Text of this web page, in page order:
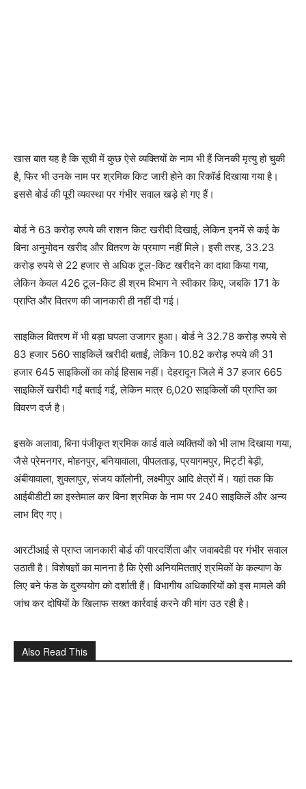
खास बात यह है कि सूची में कुछ ऐसे व्यक्तियों के नाम भी हैं जिनकी मृत्यु हो चुकी
है, फिर भी उनके नाम पर श्रमिक किट जारी होने का रिकॉर्ड दिखाया गया है।
इससे बोर्ड की पूरी व्यवस्था पर गंभीर सवाल खड़े हो गए हैं।
बोर्ड ने 63 करोड़ रुपये की राशन किट खरीदी दिखाई, लेकिन इनमें से कई के
बिना अनुमोदन खरीद और वितरण के प्रमाण नहीं मिले। इसी तरह, 33.23
करोड़ रुपये से 22 हजार से अधिक टूल-किट खरीदने का दावा किया गया,
लेकिन केवल 426 टूल-किट ही श्रम विभाग ने स्वीकार किए, जबकि 171 के
प्राप्ति और वितरण की जानकारी ही नहीं दी गई।
साइकिल वितरण में भी बड़ा घपला उजागर हुआ। बोर्ड ने 32.78 करोड़ रुपये से
83 हजार 560 साइकिलें खरीदी बताईं, लेकिन 10.82 करोड़ रुपये की 31
हजार 645 साइकिलों का कोई हिसाब नहीं। देहरादून जिले में 37 हजार 665
साइकिलें खरीदी गईं बताई गईं, लेकिन मात्र 6,020 साइकिलों की प्राप्ति का
विवरण दर्ज है।
इसके अलावा, बिना पंजीकृत श्रमिक कार्ड वाले व्यक्तियों को भी लाभ दिखाया गया,
जैसे प्रेमनगर, मोहनपुर, बनियावाला, पीपलताड़, प्रयागमपुर, मिट्टी बेड़ी,
अंबीयावाला, शुक्लापुर, संजय कॉलोनी, लक्ष्मीपुर आदि क्षेत्रों में। यहां तक कि
आईबीडीटी का इस्तेमाल कर बिना श्रमिक के नाम पर 240 साइकिलें और अन्य
लाभ दिए गए।
आरटीआई से प्राप्त जानकारी बोर्ड की पारदर्शिता और जवाबदेही पर गंभीर सवाल
उठाती है। विशेषज्ञों का मानना है कि ऐसी अनियमितताएं श्रमिकों के कल्याण के
लिए बने फंड के दुरुपयोग को दर्शाती हैं। विभागीय अधिकारियों को इस मामले की
जांच कर दोषियों के खिलाफ सख्त कार्रवाई करने की मांग उठ रही है।
Also Read This